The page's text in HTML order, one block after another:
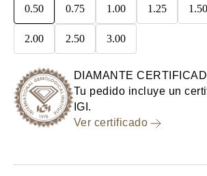
0.50 0.75 1.00 1.25 1.50
2.00 2.50 3.00
DIAMANTE
Tu pedido incluye un
IGI.
Ver certificado